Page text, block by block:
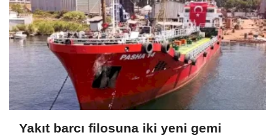
Yakıt barcı filosuna iki yeni gemi